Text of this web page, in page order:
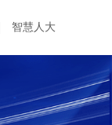
智慧人大